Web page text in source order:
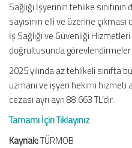
Sağlığı İşyerinin tehlike
sayısının elli ve üzerine
İş Sağlığı ve Güvenliği
doğrultusunda görevlendirmeler
2025 yılında az tehlikeli sınıfta
uzmanı ve işyeri hekimi
cezası ayrı ayrı 88.663 TL’dir.
Tamamı İçin Tıklayınız
Kaynak:TÜRMOB